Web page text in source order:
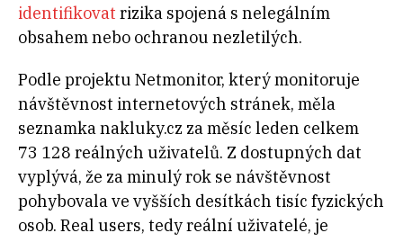
identifikovat rizika spojená s nelegálním
obsahem nebo ochranou nezletilých.
Podle projektu Netmonitor, který monitoruje
návštěvnost internetových stránek, měla
seznamka nakluky.cz za měsíc leden celkem
73 128 reálných uživatelů. Z dostupných dat
vyplývá, že za minulý rok se návštěvnost
pohybovala ve vyšších desítkách tisíc fyzických
osob. Real users, tedy reální uživatelé, je